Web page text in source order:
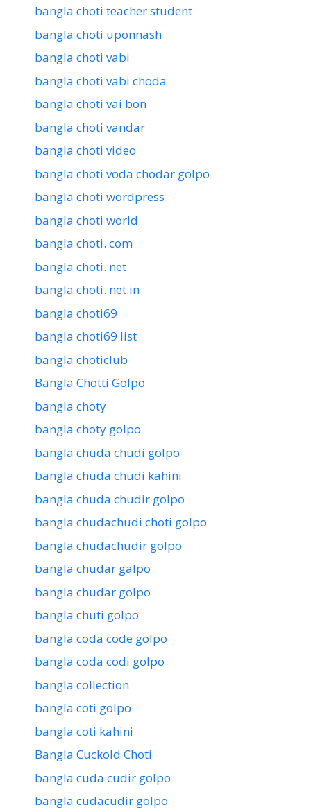
bangla choti teacher student
bangla choti uponnash
bangla choti vabi
bangla choti vabi choda
bangla choti vai bon
bangla choti vandar
bangla choti video
bangla choti voda chodar golpo
bangla choti wordpress
bangla choti world
bangla choti. com
bangla choti. net
bangla choti. net.in
bangla choti69
bangla choti69 list
bangla choticlub
Bangla Chotti Golpo
bangla choty
bangla choty golpo
bangla chuda chudi golpo
bangla chuda chudi kahini
bangla chuda chudir golpo
bangla chudachudi choti golpo
bangla chudachudir golpo
bangla chudar galpo
bangla chudar golpo
bangla chuti golpo
bangla coda code golpo
bangla coda codi golpo
bangla collection
bangla coti golpo
bangla coti kahini
Bangla Cuckold Choti
bangla cuda cudir golpo
bangla cudacudir golpo